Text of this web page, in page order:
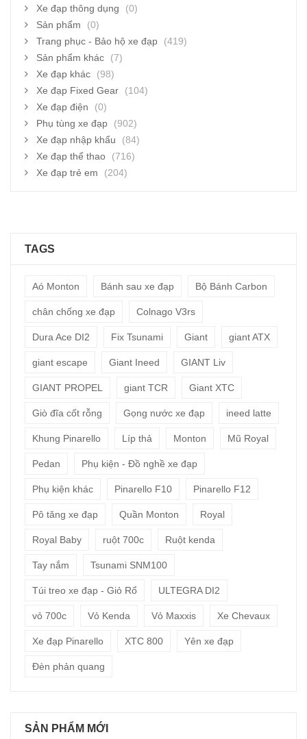
Xe đạp thông dụng
(0)
Sản phẩm
(0)
Trang phục - Bảo hộ xe đạp
(419)
Sản phẩm khác
(7)
Xe đạp khác
(98)
Xe đạp Fixed Gear
(104)
Xe đạp điện
(0)
Phụ tùng xe đạp
(902)
Xe đạp nhập khẩu
(84)
Xe đạp thể thao
(716)
Xe đạp trẻ em
(204)
TAGS
Aó Monton Bánh sau xe đạp Bộ Bánh Carbon
chân chống xe đạp Colnago V3rs
Dura Ace DI2 Fix Tsunami Giant giant ATX
giant escape Giant Ineed GIANT Liv
GIANT PROPEL giant TCR Giant XTC
Giò đĩa cốt rỗng Gọng nước xe đạp ineed latte
Khung Pinarello Líp thả Monton Mũ Royal
Pedan Phụ kiện - Đồ nghề xe đạp
Phụ kiện khác Pinarello F10 Pinarello F12
Pô tăng xe đạp Quần Monton Royal
Royal Baby ruột 700c Ruột kenda
Tay nắm Tsunami SNM100
Túi treo xe đạp - Giỏ Rổ ULTEGRA DI2
vỏ 700c Vỏ Kenda Vỏ Maxxis Xe Chevaux
Xe đạp Pinarello XTC 800 Yên xe đạp
Đèn phản quang
SẢN PHẨM MỚI